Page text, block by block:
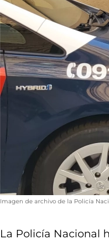
Imagen de archivo de la Policía
La Policía Nacional